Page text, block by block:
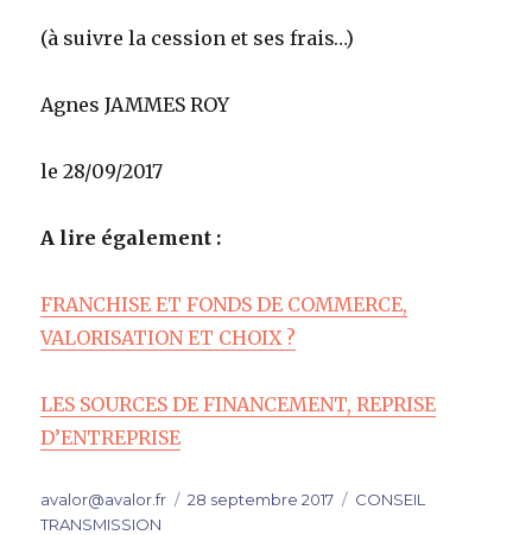
(à suivre la cession et ses frais…)
Agnes JAMMES ROY
le 28/09/2017
A lire également :
FRANCHISE ET FONDS DE COMMERCE,
VALORISATION ET CHOIX ?
LES SOURCES DE FINANCEMENT, REPRISE
D’ENTREPRISE
Auteur
avalor@avalor.fr
Publié
28 septembre 2017 Catégories
CONSEIL
TRANSMISSION